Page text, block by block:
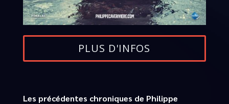
PLUS D'INFOS
Les précédentes chroniques de Philippe